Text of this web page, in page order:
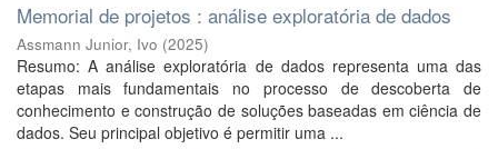
Memorial de projetos : análise exploratória de dados
Assmann Junior, Ivo (2025)
Resumo: A análise exploratória de dados representa uma das
etapas mais fundamentais no processo de descoberta de
conhecimento e construção de soluções baseadas em ciência de
dados. Seu principal objetivo é permitir uma ...